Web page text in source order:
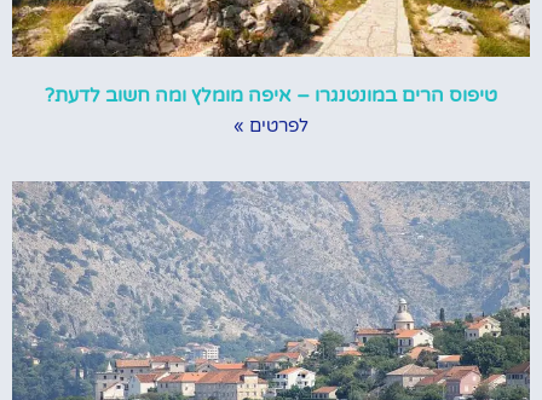
טיפוס הרים במונטנגרו – איפה מומלץ ומה חשוב לדעת?
לפרטים »